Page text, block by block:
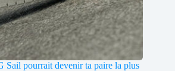
pourrait devenir ta paire la plus